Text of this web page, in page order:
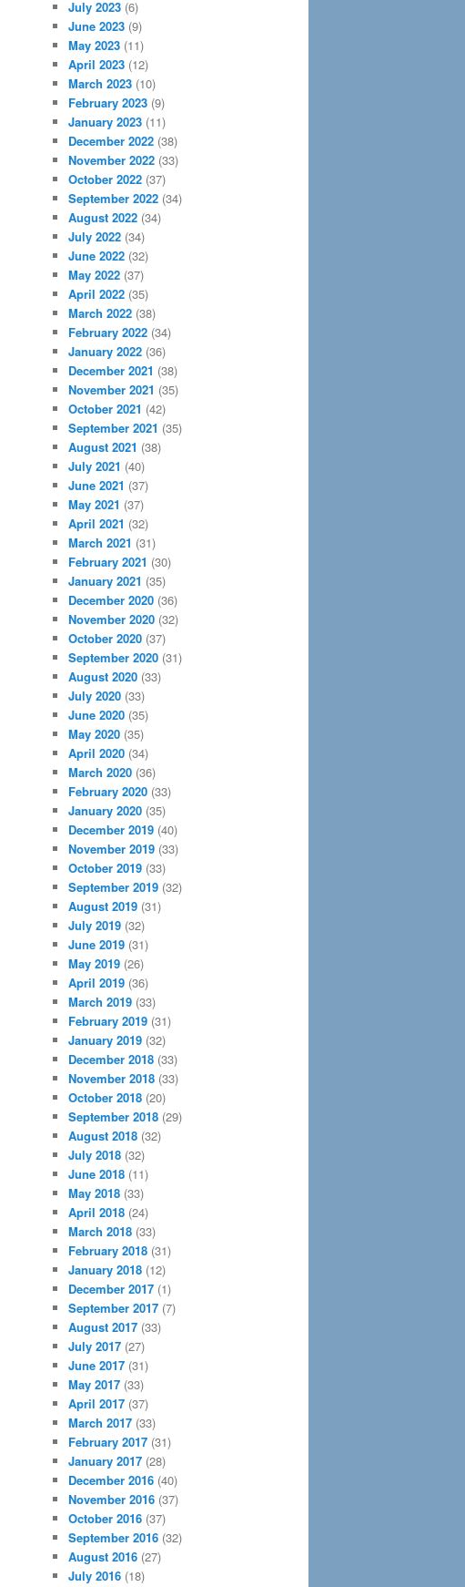
July 2023 (6)
June 2023 (9)
May 2023 (11)
April 2023 (12)
March 2023 (10)
February 2023 (9)
January 2023 (11)
December 2022 (38)
November 2022 (33)
October 2022 (37)
September 2022 (34)
August 2022 (34)
July 2022 (34)
June 2022 (32)
May 2022 (37)
April 2022 (35)
March 2022 (38)
February 2022 (34)
January 2022 (36)
December 2021 (38)
November 2021 (35)
October 2021 (42)
September 2021 (35)
August 2021 (38)
July 2021 (40)
June 2021 (37)
May 2021 (37)
April 2021 (32)
March 2021 (31)
February 2021 (30)
January 2021 (35)
December 2020 (36)
November 2020 (32)
October 2020 (37)
September 2020 (31)
August 2020 (33)
July 2020 (33)
June 2020 (35)
May 2020 (35)
April 2020 (34)
March 2020 (36)
February 2020 (33)
January 2020 (35)
December 2019 (40)
November 2019 (33)
October 2019 (33)
September 2019 (32)
August 2019 (31)
July 2019 (32)
June 2019 (31)
May 2019 (26)
April 2019 (36)
March 2019 (33)
February 2019 (31)
January 2019 (32)
December 2018 (33)
November 2018 (33)
October 2018 (20)
September 2018 (29)
August 2018 (32)
July 2018 (32)
June 2018 (11)
May 2018 (33)
April 2018 (24)
March 2018 (33)
February 2018 (31)
January 2018 (12)
December 2017 (1)
September 2017 (7)
August 2017 (33)
July 2017 (27)
June 2017 (31)
May 2017 (33)
April 2017 (37)
March 2017 (33)
February 2017 (31)
January 2017 (28)
December 2016 (40)
November 2016 (37)
October 2016 (37)
September 2016 (32)
August 2016 (27)
July 2016 (18)